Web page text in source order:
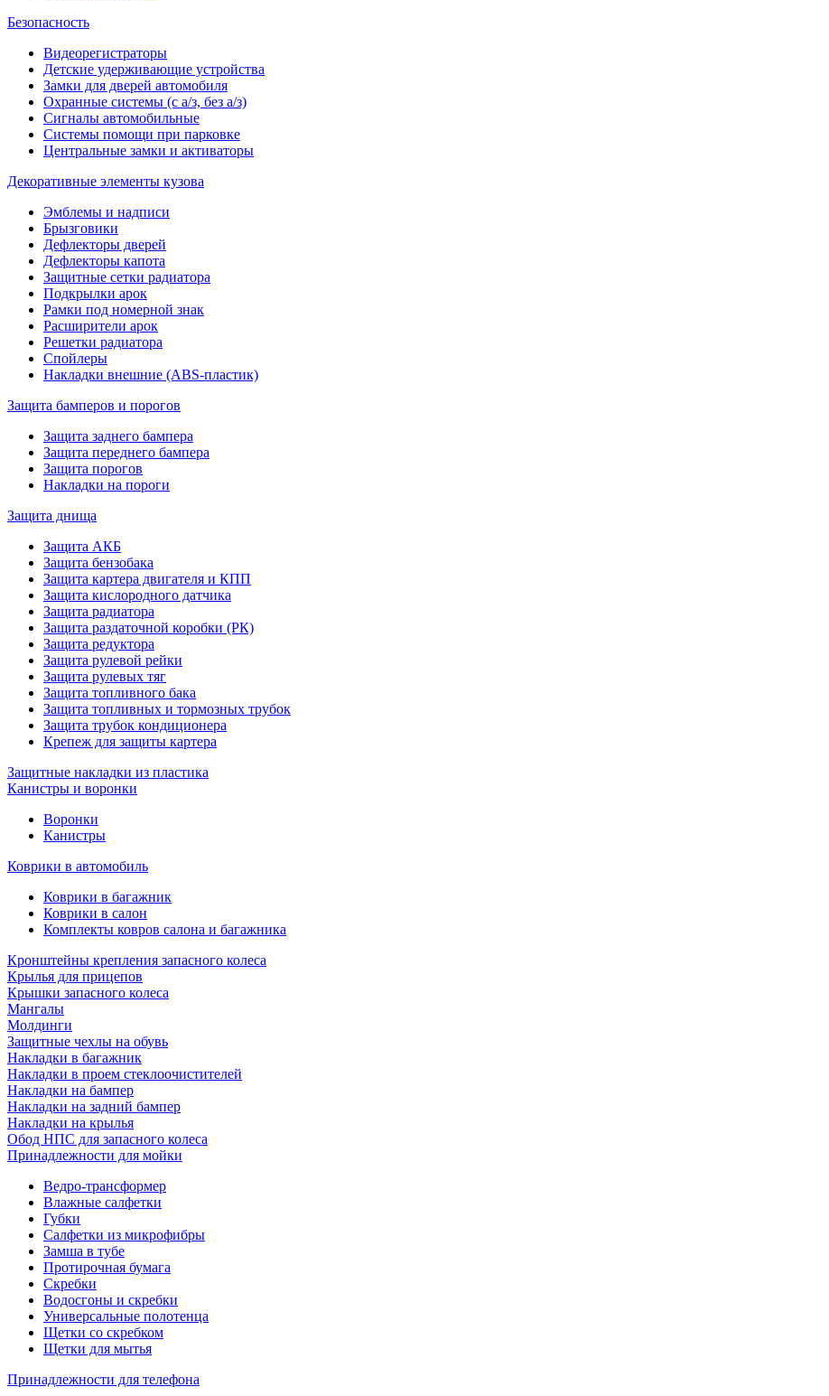
Безопасность
Видеорегистраторы
Детские удерживающие устройства
Замки для дверей автомобиля
Охранные системы (с а/з, без а/з)
Сигналы автомобильные
Системы помощи при парковке
Центральные замки и активаторы
Декоративные элементы кузова
Эмблемы и надписи
Брызговики
Дефлекторы дверей
Дефлекторы капота
Защитные сетки радиатора
Подкрылки арок
Рамки под номерной знак
Расширители арок
Решетки радиатора
Спойлеры
Накладки внешние (ABS-пластик)
Защита бамперов и порогов
Защита заднего бампера
Защита переднего бампера
Защита порогов
Накладки на пороги
Защита днища
Защита АКБ
Защита бензобака
Защита картера двигателя и КПП
Защита кислородного датчика
Защита радиатора
Защита раздаточной коробки (РК)
Защита редуктора
Защита рулевой рейки
Защита рулевых тяг
Защита топливного бака
Защита топливных и тормозных трубок
Защита трубок кондиционера
Крепеж для защиты картера
Защитные накладки из пластика
Канистры и воронки
Воронки
Канистры
Коврики в автомобиль
Коврики в багажник
Коврики в салон
Комплекты ковров салона и багажника
Кронштейны крепления запасного колеса
Крылья для прицепов
Крышки запасного колеса
Мангалы
Молдинги
Защитные чехлы на обувь
Накладки в багажник
Накладки в проем стеклоочистителей
Накладки на бампер
Накладки на задний бампер
Накладки на крылья
Обод НПС для запасного колеса
Принадлежности для мойки
Ведро-трансформер
Влажные салфетки
Губки
Салфетки из микрофибры
Замша в тубе
Протирочная бумага
Скребки
Водосгоны и скребки
Универсальные полотенца
Щетки со скребком
Щетки для мытья
Принадлежности для телефона